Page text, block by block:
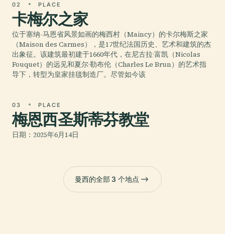
02 PLACE
卡梅尔之家
位于塞纳-马恩省风景如画的梅西村（Maincy）的卡尔梅斯之家
（Maison des Carmes），是17世纪法国历史、艺术和建筑的杰
出象征。该建筑最初建于1660年代，在尼古拉·富凯（Nicolas
Fouquet）的远见和夏尔·勒布伦（Charles Le Brun）的艺术指
导下，转型为皇家挂毯制造厂。尽管如今该
03 PLACE
梅恩西圣斯蒂芬教堂
日期：2025年6月14日
曼西的全部 3 个地点